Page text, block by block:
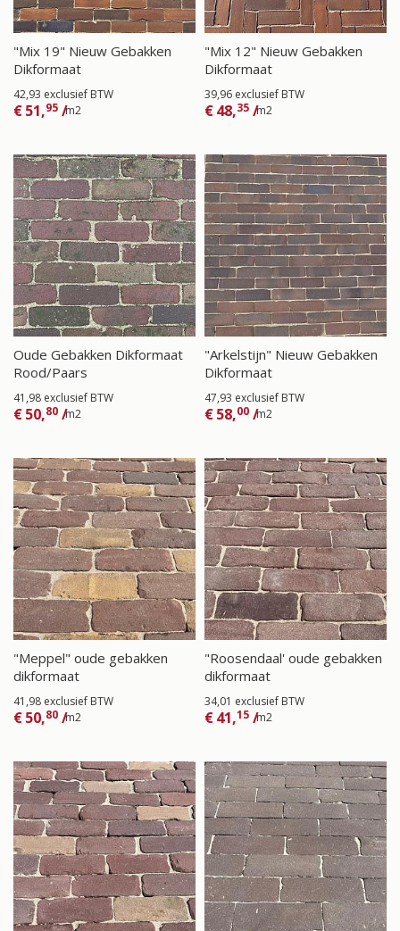
"Mix 19" Nieuw Gebakken
Dikformaat
42,93 exclusief BTW
€51,95 /m2
"Mix 12" Nieuw Gebakken
Dikformaat
39,96 exclusief BTW
€48,35 /m2
Oude Gebakken Dikformaat
Rood/Paars
41,98 exclusief BTW
€50,80 /m2
"Arkelstijn" Nieuw Gebakken
Dikformaat
47,93 exclusief BTW
€58,00 /m2
"Meppel" oude gebakken
dikformaat
41,98 exclusief BTW
€50,80 /m2
"Roosendaal' oude gebakken
dikformaat
34,01 exclusief BTW
€41,15 /m2